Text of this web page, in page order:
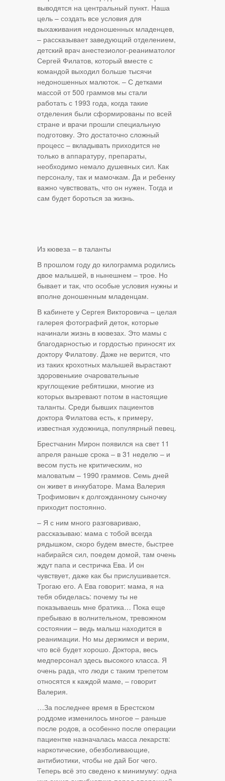
выводятся на центральный пункт. Наша
цель – создать все условия для
выхаживания недоношенных младенцев,
– рассказывает заведующий отделением,
детский врач анестезиолог-реаниматолог
Сергей Филатов, который вместе с
командой выходил больше тысячи
недоношенных малюток. – С детками
массой от 500 граммов мы стали
работать с 1993 года, когда такие
отделения были сформированы по всей
стране и врачи прошли специальную
подготовку. Это достаточно сложный
процесс – вкладывать приходится не
только в аппаратуру, препараты,
необходимо немало душевных сил. Как
персоналу, так и мамочкам. Да и ребенку
важно чувствовать, что он нужен. Тогда и
сам будет бороться за жизнь.
Из кювеза – в таланты
В прошлом году до килограмма родились
двое малышей, в нынешнем – трое. Но
бывает и так, что особые условия нужны и
вполне доношенным младенцам.
В кабинете у Сергея Викторовича – целая
галерея фотографий деток, которые
начинали жизнь в кювезах. Это мамы с
благодарностью и гордостью приносят их
доктору Филатову. Даже не верится, что
из таких крохотных малышей вырастают
здоровенькие очаровательные
круглощекие ребятишки, многие из
которых вызревают потом в настоящие
таланты. Среди бывших пациентов
доктора Филатова есть, к примеру,
известная художница, популярный певец.
Брестчанин Мирон появился на свет 11
апреля раньше срока – в 31 неделю – и
весом пусть не критическим, но
маловатым – 1990 граммов. Семь дней
он живет в инкубаторе. Мама Валерия
Трофимович к долгожданному сыночку
приходит постоянно.
– Я с ним много разговариваю,
рассказываю: мама с тобой всегда
рядышком, скоро будем вместе, быстрее
набирайся сил, поедем домой, там очень
ждут папа и сестричка Ева. И он
чувствует, даже как бы прислушивается.
Трогаю его. А Ева говорит: мама, я на
тебя обиделась: почему ты не
показываешь мне братика… Пока еще
пребываю в волнительном, тревожном
состоянии – ведь малыш находится в
реанимации. Но мы держимся и верим,
что всё будет хорошо. Доктора, весь
медперсонал здесь высокого класса. Я
очень рада, что люди с таким трепетом
относятся к каждой маме, – говорит
Валерия.
…За последнее время в Брестском
роддоме изменилось многое – раньше
после родов, а особенно после операции
пациентке назначалась масса лекарств:
наркотические, обезболивающие,
антибиотики, чтобы не дай Бог чего.
Теперь всё это сведено к минимуму: одна